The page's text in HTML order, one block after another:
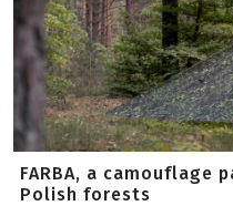
FARBA, a camouflage
Polish forests